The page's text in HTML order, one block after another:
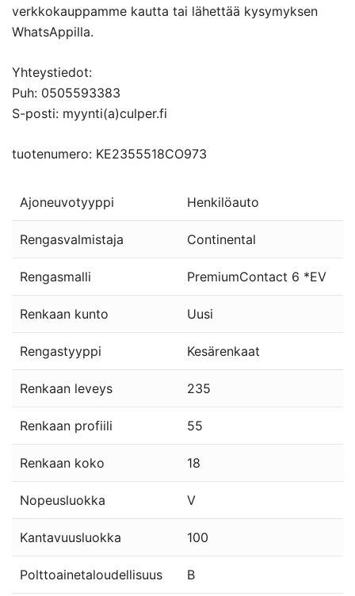
verkkokauppamme kautta tai lähettää kysymyksen
WhatsAppilla.
Yhteystiedot:
Puh: 0505593383
S-posti: myynti(a)culper.fi
tuotenumero: KE2355518CO973
Ajoneuvotyyppi Henkilöauto
Rengasvalmistaja Continental
Rengasmalli PremiumContact 6 *EV
Renkaan kunto Uusi
Rengastyyppi Kesärenkaat
Renkaan leveys 235
Renkaan profiili 55
Renkaan koko 18
Nopeusluokka V
Kantavuusluokka 100
Polttoainetaloudellisuus B